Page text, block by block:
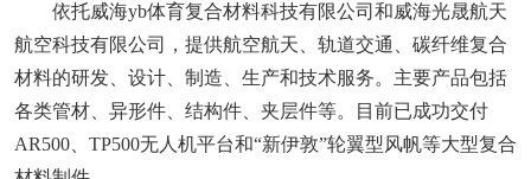
依托威海yb体育复合材料科技有限公司和威海光晟航天
航空科技有限公司，提供航空航天、轨道交通、碳纤维复合
材料的研发、设计、制造、生产和技术服务。主要产品包括
各类管材、异形件、结构件、夹层件等。目前已成功交付
AR500、TP500无人机平台和“新伊敦”轮翼型风帆等大型复合